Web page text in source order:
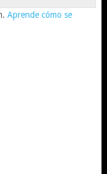
Aprende cómo se